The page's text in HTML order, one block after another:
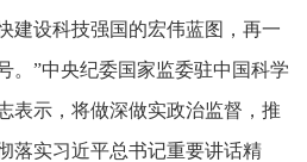
建设科技强国的宏伟蓝图，再一
。”中央纪委国家监委驻中国科学
表示，将做深做实政治监督，推
落实习近平总书记重要讲话精